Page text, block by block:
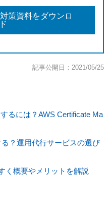
策資料をダウンロ
記事公開日：2021/05/25
るには？AWS Certificate Ma
？運用代行サービスの選び
く概要やメリットを解説